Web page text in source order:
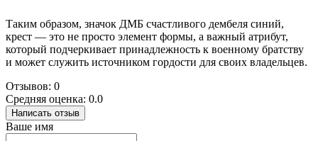
Таким образом, значок ДМБ счастливого дембеля синий,
крест — это не просто элемент формы, а важный атрибут,
который подчеркивает принадлежность к военному братству
и может служить источником гордости для своих владельцев.
Отзывов: 0
Средняя оценка: 0.0
Написать отзыв
Ваше имя